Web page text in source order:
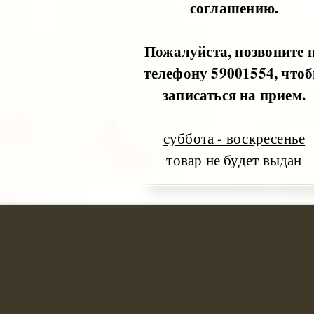
соглашению.
Пожалуйста, позвоните
телефону 59001554,
записаться на прием.
суббота - воскресенье
товар не будет выдан